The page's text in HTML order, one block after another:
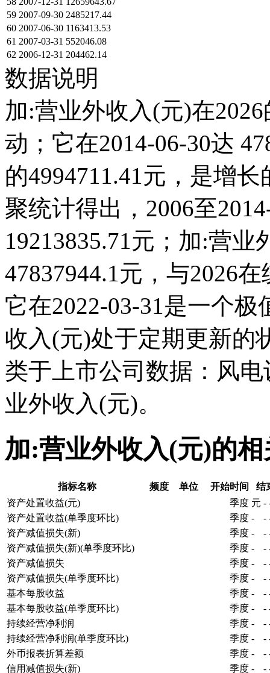
59 2007-09-30 2485217.44
60 2007-06-30 1163413.53
61 2007-03-31 552046.08
62 2006-12-31 204462.14
数据说明
加:营业外收入(元)在
动；它在2014-06-30达
的4994711.41元，是增
聚统计得出，2006至
19213835.71元；加:营业
47837944.1元，与2026
它在2022-03-31是一个
收入(元)处于定期更新的
类于上市公司数据：风
业外收入(元)。
加:营业外收入(元)的
指标名称 频度 单位 开始时间
结
资产处置收益(元)
季度 元 -
资产处置收益(单季度环比)
季度 - -
资产减值损失(新)
季度 - -
资产减值损失(新)(单季度环比)
季度 - -
资产减值损失
季度 - -
资产减值损失(单季度环比)
季度 - -
基本每股收益
季度 - -
基本每股收益(单季度环比)
季度 - -
持续经营净利润
季度 - -
持续经营净利润(单季度环比)
季度 - -
外币报表折算差额
季度 - -
信用减值损失(新)
季度 - -